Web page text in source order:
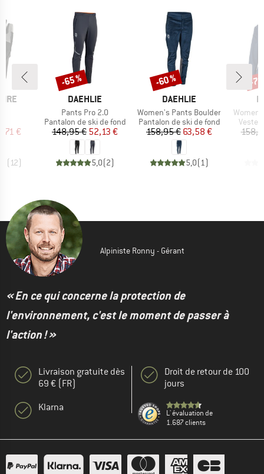
réduit
€
(12)
MARQUE
DAEHLIE
Article
Pants Pro 2.0
Product group
Pantalon de ski de fond
Prix
148,95 €Prix réduit
52,13 €
5,0(2)
Remise
-65 %
MARQUE
DAEHLIE
Article
Women's Pants Boulder
Product group
Pantalon de ski de fond
Prix
158,95 €Prix réduit
63,58 €
5,0(1)
Remise
-60 %
Article
Veste
-
Alpiniste Ronny - Gérant
« En ce qui concerne la protection de
l'environnement, c'est le moment de passer à
l'action ! »
Livraison gratuite dès
69 € (FR)
Klarna
Droit de retour de 100
jours
L' évaluation de
1.687 clients